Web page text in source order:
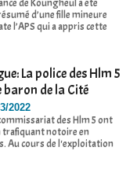
de Koungheul a été
d’une fille mineure
l’APS qui a appris cette
La police des Hlm 5
de la Cité
2022
des Hlm 5 ont
trafiquant notoire en
Au cours de l'exploitation